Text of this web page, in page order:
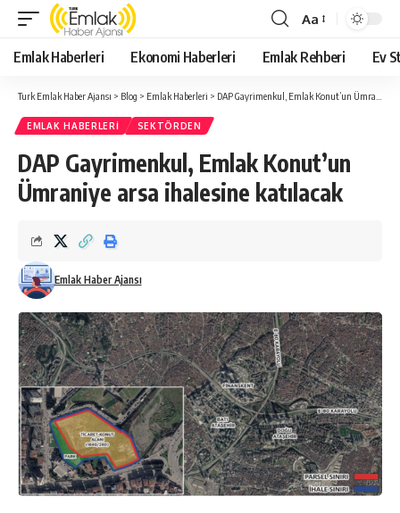
Yazı
Tipi
Boyutlandırıcı
Aa
Emlak Haberleri Ekonomi Haberleri Emlak Rehberi Ev
Turk Emlak Haber Ajansı > Blog > Emlak Haberleri > DAP Gayrimenkul, Emlak Konut’un Ümraniye arsa ihalesine katılacak
EMLAK HABERLERI SEKTÖRDEN
DAP Gayrimenkul, Emlak Konut’un
Ümraniye arsa ihalesine katılacak
Emlak Haber Ajansı